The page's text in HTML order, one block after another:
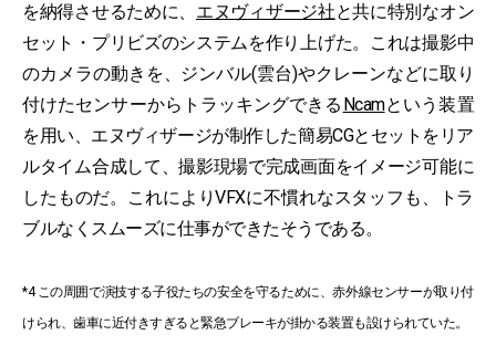
を納得させるために、 エヌヴィザージ社と共に特別なオン
セット・プリビズのシステムを作り上げた。これは撮影中
のカメラの動きを、ジンバル(雲台)やクレーンなどに取り
付けたセンサーからトラッキングできる Ncamという装置
を用い、エヌヴィザージが制作した簡易CGとセットをリア
ルタイム合成して、撮影現場で完成画面をイメージ可能に
したものだ。これによりVFXに不慣れなスタッフも、トラ
ブルなくスムーズに仕事ができたそうである。
*4 この周囲で演技する子役たちの安全を守るために、赤外線センサーが取り付
けられ、歯車に近付きすぎると緊急ブレーキが掛かる装置も設けられていた。